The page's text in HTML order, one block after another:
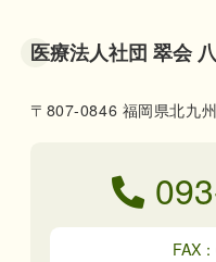
医療法人社団 翠会
〒807-0846 福岡県北九
FAX